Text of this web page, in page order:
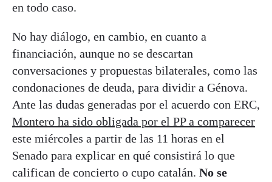
en todo caso.
No hay diálogo, en cambio, en cuanto a
financiación, aunque no se descartan
conversaciones y propuestas bilaterales, como las
condonaciones de deuda, para dividir a Génova.
Ante las dudas generadas por el acuerdo con ERC,
Montero ha sido obligada por el PP a comparecer
este miércoles a partir de las 11 horas en el
Senado para explicar en qué consistirá lo que
califican de concierto o cupo catalán. No se